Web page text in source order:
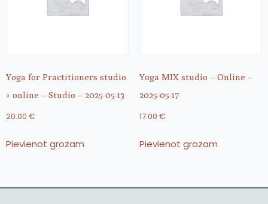
Yoga for Practitioners studio
+ online – Studio – 2025-05-13
20.00 €
Pievienot grozam
Yoga MIX studio – Online –
2025-05-17
17.00 €
Pievienot grozam